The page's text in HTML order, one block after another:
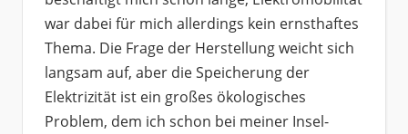
war dabei für mich allerdings kein ernsthaftes
Thema. Die Frage der Herstellung weicht sich
langsam auf, aber die Speicherung der
Elektrizität ist ein großes ökologisches
Problem, dem ich schon bei meiner Insel-